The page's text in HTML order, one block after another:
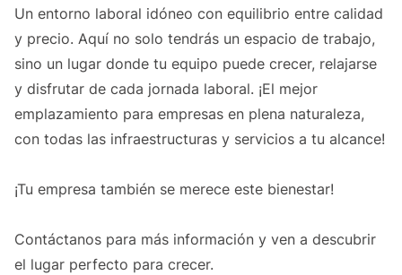
Un entorno laboral idóneo con equilibrio entre calidad
y precio. Aquí no solo tendrás un espacio de trabajo,
sino un lugar donde tu equipo puede crecer, relajarse
y disfrutar de cada jornada laboral. ¡El mejor
emplazamiento para empresas en plena naturaleza,
con todas las infraestructuras y servicios a tu alcance!
¡Tu empresa también se merece este bienestar!
Contáctanos para más información y ven a descubrir
el lugar perfecto para crecer.